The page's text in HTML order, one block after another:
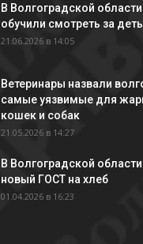
В Волгоградской
обучили смотреть за
21.06.2026 в 14:05
Ветеринары назвали
самые уязвимые для
кошек и собак
21.05.2026 в 14:27
В Волгоградской
новый ГОСТ на хлеб
01.04.2026 в 16:23